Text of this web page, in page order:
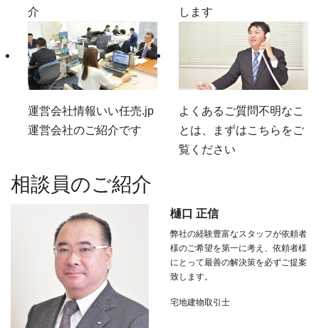
介
します
運営会社情報いい任売.jp
運営会社のご紹介です
よくあるご質問不明なこ
とは、まずはこちらをご
覧ください
相談員のご紹介
樋口 正信
弊社の経験豊富なスタッフが依頼者
様のご希望を第一に考え、依頼者様
にとって最善の解決策を必ずご提案
致します。
宅地建物取引士